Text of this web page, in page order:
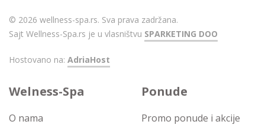
© 2026 wellness-spa.rs. Sva prava zadržana.
Sajt Wellness-Spa.rs je u vlasništvu SPARKETING DOO
Hostovano na: AdriaHost
Welness-Spa
O nama
Ponude
Promo ponude i akcije